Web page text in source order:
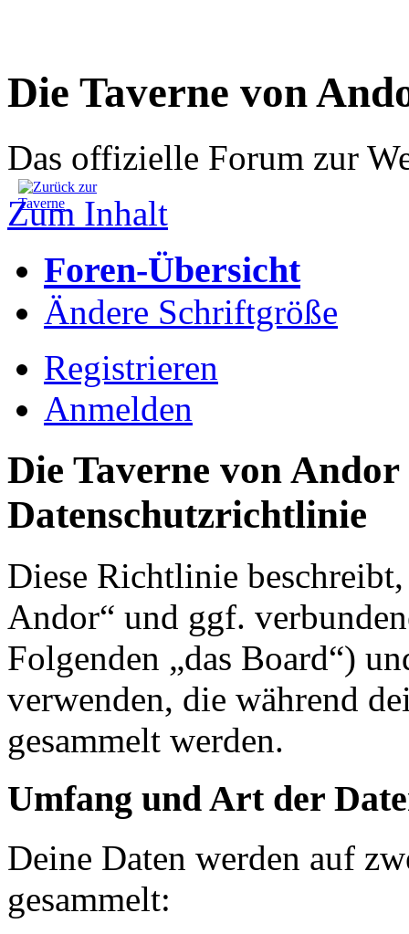
Die Taverne von
Das offizielle Forum zur
Zum Inhalt
Foren-Übersicht
Ändere Schriftgröße
Registrieren
Anmelden
Die Taverne von Andor
Datenschutzrichtlinie
Diese Richtlinie
Andor“ und ggf.
Folgenden „das Board“)
verwenden, die während
gesammelt werden.
Umfang und Art der
Deine Daten werden auf
gesammelt: